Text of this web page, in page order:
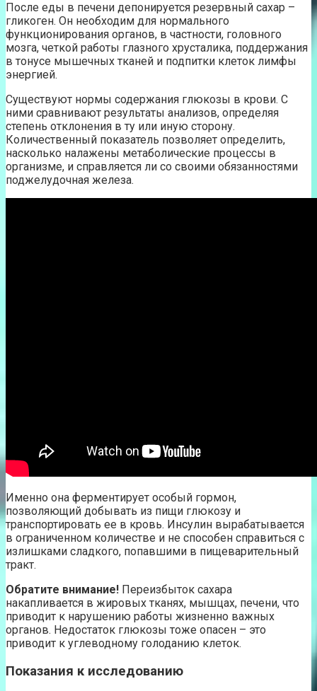
После еды в печени депонируется резервный сахар –
гликоген. Он необходим для нормального
функционирования органов, в частности, головного
мозга, четкой работы глазного хрусталика, поддержания
в тонусе мышечных тканей и подпитки клеток лимфы
энергией.
Существуют нормы содержания глюкозы в крови. С
ними сравнивают результаты анализов, определяя
степень отклонения в ту или иную сторону.
Количественный показатель позволяет определить,
насколько налажены метаболические процессы в
организме, и справляется ли со своими обязанностями
поджелудочная железа.
Именно она ферментирует особый гормон,
позволяющий добывать из пищи глюкозу и
транспортировать ее в кровь. Инсулин вырабатывается
в ограниченном количестве и не способен справиться с
излишками сладкого, попавшими в пищеварительный
тракт.
Обратите внимание! Переизбыток сахара
накапливается в жировых тканях, мышцах, печени, что
приводит к нарушению работы жизненно важных
органов. Недостаток глюкозы тоже опасен – это
приводит к углеводному голоданию клеток.
Показания к исследованию